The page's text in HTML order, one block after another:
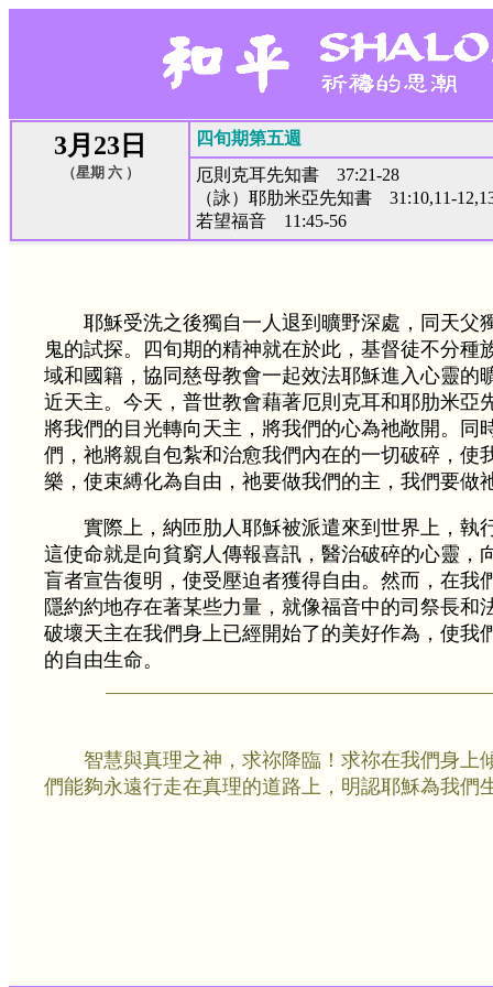
3月23日
（星期 六 ）
四旬期第五週
厄則克耳先知書 37:21-28
（詠）耶肋米亞先知書 31:10,11-
若望福音 11:45-56
耶穌受洗之後獨自一人退到曠野深處，同天父
鬼的試探。四旬期的精神就在於此，基督徒不分種
域和國籍，協同慈母教會一起效法耶穌進入心靈的
近天主。今天，普世教會藉著厄則克耳和耶肋米亞
將我們的目光轉向天主，將我們的心為祂敞開。同
們，祂將親自包紮和治愈我們內在的一切破碎，使
樂，使束縛化為自由，祂要做我們的主，我們要做
實際上，納匝肋人耶穌被派遣來到世界上，執
這使命就是向貧窮人傳報喜訊，醫治破碎的心靈，
盲者宣告復明，使受壓迫者獲得自由。然而，在我
隱約約地存在著某些力量，就像福音中的司祭長和
破壞天主在我們身上已經開始了的美好作為，使我
的自由生命。
智慧與真理之神，求祢降臨！求祢在我們身上
們能夠永遠行走在真理的道路上，明認耶穌為我們